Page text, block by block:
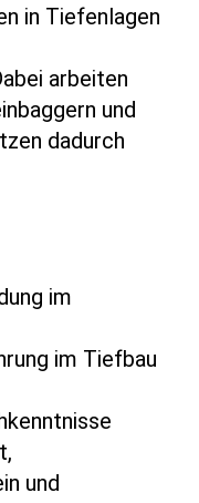
in Tiefenlagen
arbeiten
und
dadurch
im
im Tiefbau
und